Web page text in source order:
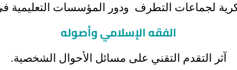
لجماعات التطرف ودور المؤسسات التعليمية
الفقه الإسلامي وأصوله
آثر التقدم التقني على مسائل الأحوال الشخصية.